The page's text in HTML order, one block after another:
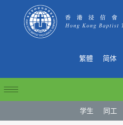
繁體 简体
学生 同工